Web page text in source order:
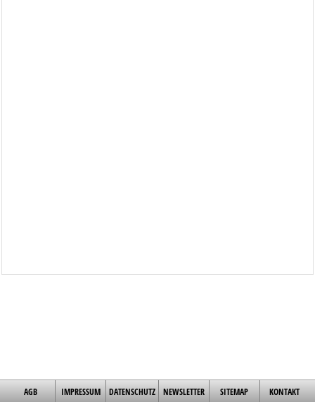
AGB IMPRESSUM DATENSCHUTZ NEWSLETTER SITEMAP KONTAKT